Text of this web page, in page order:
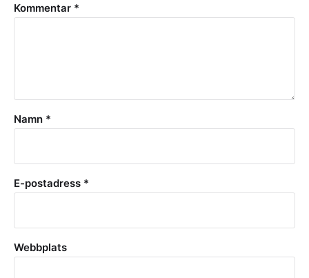
Kommentar *
Namn *
E-postadress *
Webbplats